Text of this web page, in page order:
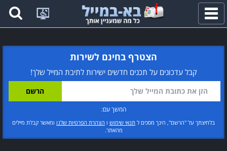
פתח
תפריט
הצטרף בחינם לשירות
קבל עדכונים על תכנים חדשים ישירות לתיבת המייל שלך!
המשך עם:
בלחיצתך על "הרשם", הינך מסכים ל תנאי שימוש ו הצהרת הפרטיות שלנו ומאשר קבלת מיילים
מהאתר.